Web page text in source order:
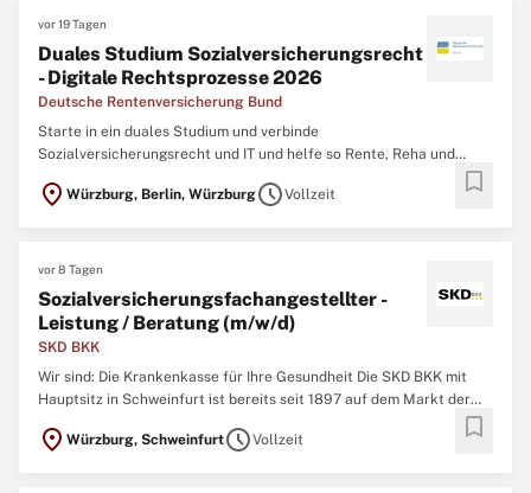
vor 19 Tagen
Duales Studium Sozialversicherungsrecht
- Digitale Rechtsprozesse 2026
Deutsche Rentenversicherung Bund
Starte in ein duales Studium und verbinde
Sozialversicherungsrecht und IT und helfe so Rente, Reha und
Warum dieses duale Studium? Weil du nicht nur studierst, sondern
location_on Würzburg, Berlin, WürzburgscheduleVollzeit bookmark
vor 8 Tagen
Sozialversicherungsfachangestellter -
Leistung / Beratung (m/w/d)
SKD BKK
Wir sind: Die Krankenkasse für Ihre Gesundheit Die SKD BKK mit
Hauptsitz in Schweinfurt ist bereits seit 1897 auf dem Markt der
gesetzlichen Krankenversicherung tätig. Wir sind geöffnet für die
Bundesländer Bayern, Baden-Württemberg, Bremen, Berlin,
location_on Würzburg, SchweinfurtscheduleVollzeit bookmark